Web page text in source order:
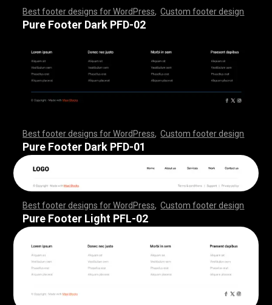
Best footer designs for WordPress ,Custom footer design
,,,,,,,,,,,,,,,,,,,,,,,,,,,,,,,,,,,,, ,,,,,,,,,,,,,,,,,,,,,,,,
,,,,,,,,,,,,,,,,,,,,,,,,,,,,,,,,,,,,, ,,,,,,,,,,,,,,,,,,,,,,,,
,,,,,,,,
Pure Footer Dark PFD-02
Best footer designs for WordPress ,Custom footer design
,,,,,,,,,,,,,,,,,,,,,,,,,,,,,,,,,,,,, ,,,,,,,,,,,,,,,,,,,,,,,,
,,,,,,,,,,,,,,,,,,,,,,,,,,,,,,,,,,,,, ,,,,,,,,,,,,,,,,,,,,,,,,
,,,,,,,,
Pure Footer Dark PFD-01
Best footer designs for WordPress ,Custom footer design
,,,,,,,,,,,,,,,,,,,,,,,,,,,,,,,,,,,,, ,,,,,,,,,,,,,,,,,,,,,,,,
,,,,,,,,,,,,,,,,,,,,,,,,,,,,,,,,,,,,, ,,,,,,,,,,,,,,,,,,,,,,,,
,,,,,,,,
Pure Footer Light PFL-02